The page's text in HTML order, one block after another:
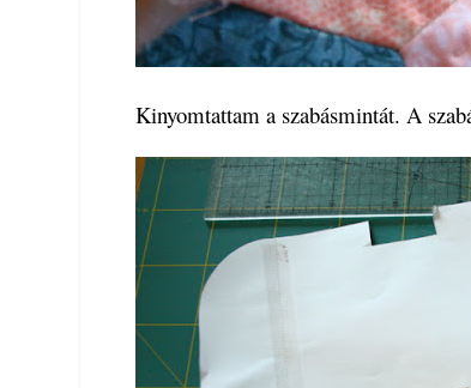
Kinyomtattam a szabásmintát. A